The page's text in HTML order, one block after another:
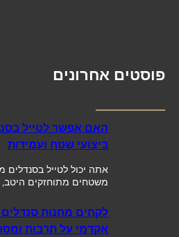
פוסטים אחרונים
האם אפשר לטייל
ביצועי שטח ועמידות
אתה יכול לטייל בסנדלים
משטחים מתוחזקים היטב,
לקחים מחנות סנדלים
אקדמי על תרבות